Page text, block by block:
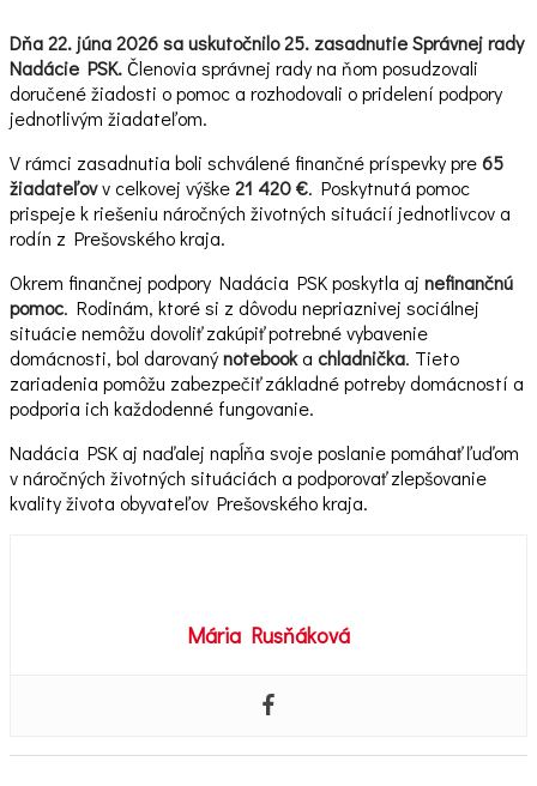
Dňa 22. júna 2026 sa uskutočnilo 25. zasadnutie Správnej rady
Nadácie PSK.Členovia správnej rady na ňom posudzovali
doručené žiadosti o pomoc a rozhodovali o pridelení podpory
jednotlivým žiadateľom.
V rámci zasadnutia boli schválené finančné príspevky pre65
žiadateľovv celkovej výške21 420 €. Poskytnutá pomoc
prispeje k riešeniu náročných životných situácií jednotlivcov a
rodín z Prešovského kraja.
Okrem finančnej podpory Nadácia PSK poskytla aj nefinančnú
pomoc. Rodinám, ktoré si z dôvodu nepriaznivej sociálnej
situácie nemôžu dovoliť zakúpiť potrebné vybavenie
domácnosti, bol darovanýnotebooka chladnička. Tieto
zariadenia pomôžu zabezpečiť základné potreby domácností a
podporia ich každodenné fungovanie.
Nadácia PSK aj naďalej napĺňa svoje poslanie pomáhať ľuďom
v náročných životných situáciách a podporovať zlepšovanie
kvality života obyvateľov Prešovského kraja.
Mária Rusňáková